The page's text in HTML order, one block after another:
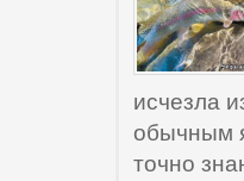
исчезла
обычным
точно